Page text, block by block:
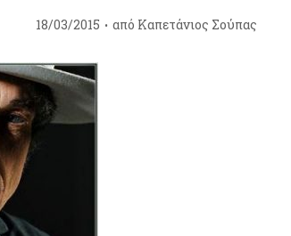
18/03/2015 από Καπετάνιος Σούπας